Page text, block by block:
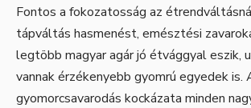
Fontos a fokozatosság az
tápváltás hasmenést, emésztési
legtöbb magyar agár jó étvággyal eszik,
vannak érzékenyebb gyomrú egyedek is.
gyomorcsavarodás kockázata minden